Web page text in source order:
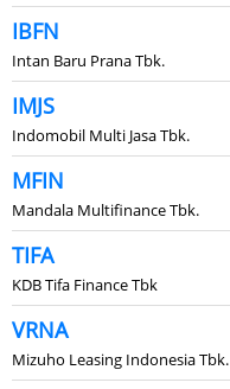
IBFN
Intan Baru Prana Tbk.
IMJS
Indomobil Multi Jasa Tbk.
MFIN
Mandala Multifinance Tbk.
TIFA
KDB Tifa Finance Tbk
VRNA
Mizuho Leasing Indonesia Tbk.